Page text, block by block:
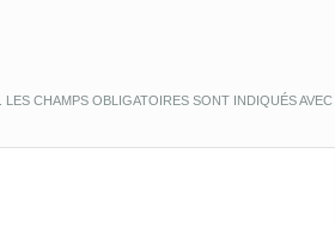
LES CHAMPS OBLIGATOIRES SONT INDIQUÉS AVEC